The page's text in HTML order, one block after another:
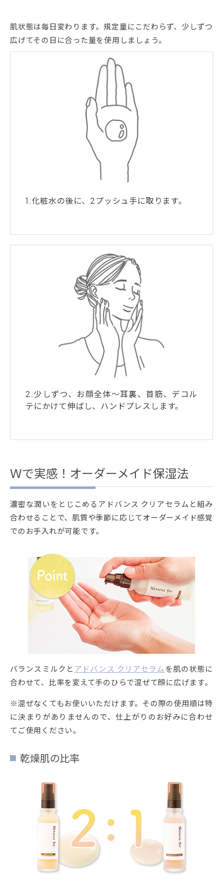
肌状態は毎日変わります。規定量にこだわらず、少しずつ
広げてその日に合った量を使用しましょう。
1.化粧水の後に、2プッシュ手に取ります。
2.少しずつ、お顔全体～耳裏、首筋、デコル
テにかけて伸ばし、ハンドプレスします。
Ｗで実感！オーダーメイド保湿法
濃密な潤いをとじこめるアドバンス クリアセラムと組み
合わせることで、肌質や季節に応じてオーダーメイド感覚
でのお手入れが可能です。
バランスミルクと アドバンス クリアセラム を肌の状態に
合わせて、比率を変えて手のひらで混ぜて顔に広げます。
※混ぜなくてもお使いいただけます。その際の使用順は特
に決まりがありませんので、仕上がりのお好みに合わせ
てご使用ください。
乾燥肌の比率